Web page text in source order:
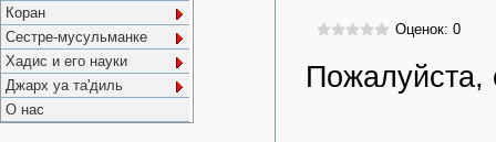
Коран
Сестре-мусульманке
Хадис и его науки
Джарх уа та'диль
О нас
Оценок: 0
Пожалуйста,